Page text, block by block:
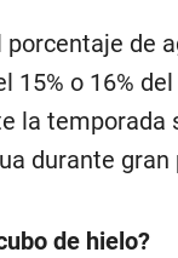
de
o 16%
la temporada
durante gran
de hielo?